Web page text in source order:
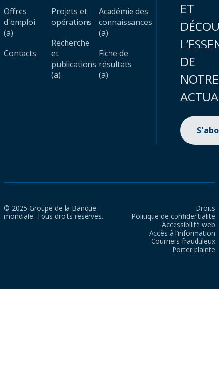
Offres
d'emploi
(a)
Contacts
Projets et
opérations
Recherche
et
publications
(a)
Académie des
connaissances
(a)
Fiche de
résultats
(a)
ET
DE
NOTRE
© 2025 Groupe de la Banque
mondiale. Tous droits réservés.
Droits
Politique de confidentialité
Accessibilité web
Accès à l’information
Courriers frauduleux
Porter plainte